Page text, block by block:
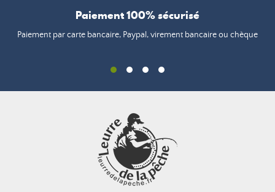
Paiement 100% sécurisé
Paiement par carte bancaire, Paypal, virement bancaire ou chèque